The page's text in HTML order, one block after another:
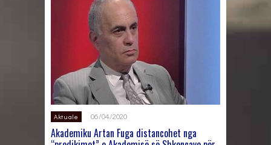
Aktuale 06/04/2020
Akademiku Artan Fuga distancohet nga